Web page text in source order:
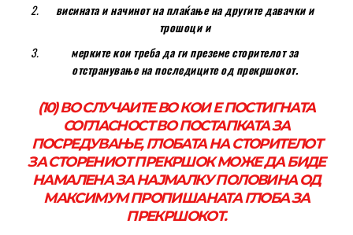
висината и начинот на плаќање на другите давачки и
трошоци и
мерките кои треба да ги преземе сторителот за
отстранување на последиците од прекршокот.
(10) ВО СЛУЧАИТЕ ВО КОИ Е ПОСТИГНАТА
СОГЛАСНОСТ ВО ПОСТАПКАТА ЗА
ПОСРЕДУВАЊЕ, ГЛОБАТА НА СТОРИТЕЛОТ
ЗА СТОРЕНИОТ ПРЕКРШОК МОЖЕ ДА БИДЕ
НАМАЛЕНА ЗА НАЈМАЛКУ ПОЛОВИНА ОД
МАКСИМУМ ПРОПИШАНАТА ГЛОБА ЗА
ПРЕКРШОКОТ.